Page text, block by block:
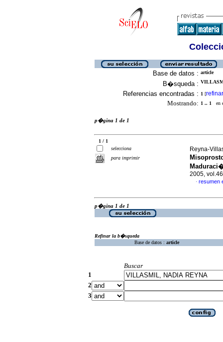
Base de datos : article
B�squeda :
Referencias encontradas : 1 [refinar
Mostrando: 1 .. 1 en
p�gina 1 de 1
1 / 1
selecciona
para imprimir
Reyna-
2005,
· resumen
p�gina 1 de 1
Refinar la b�squeda
Base de datos : article
Buscar
1
2
3